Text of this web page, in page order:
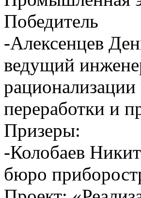
Победитель
-Алексенцев
ведущий
переработки и
Призеры:
-Колобаев
бюро